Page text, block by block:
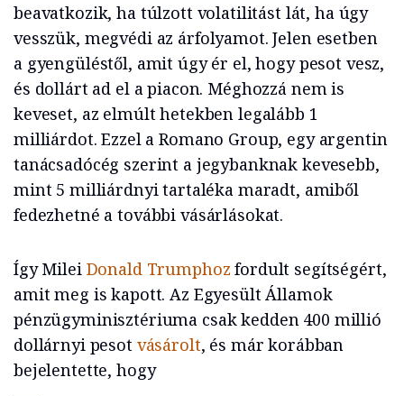
beavatkozik, ha túlzott volatilitást lát, ha úgy
vesszük, megvédi az árfolyamot. Jelen esetben
a gyengüléstől, amit úgy ér el, hogy pesot vesz,
és dollárt ad el a piacon. Méghozzá nem is
keveset, az elmúlt hetekben legalább 1
milliárdot. Ezzel a Romano Group, egy argentin
tanácsadócég szerint a jegybanknak kevesebb,
mint 5 milliárdnyi tartaléka maradt, amiből
fedezhetné a további vásárlásokat.
Így Milei Donald Trumphoz fordult segítségért,
amit meg is kapott. Az Egyesült Államok
pénzügyminisztériuma csak kedden 400 millió
dollárnyi pesot vásárolt, és már korábban
bejelentette, hogy